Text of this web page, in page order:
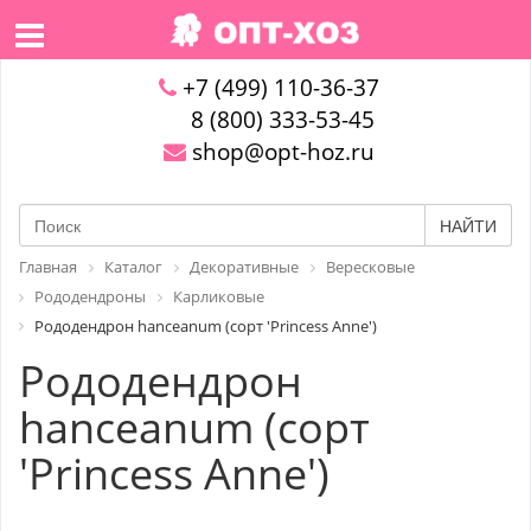
+7 (499) 110-36-37
8 (800) 333-53-45
shop@opt-hoz.ru
НАЙТИ
Главная Каталог Декоративные
Вересковые
Рододендроны
Карликовые
Рододендрон hanceanum (сорт 'Princess Anne')
Рододендрон
hanceanum (сорт
'Princess Anne')